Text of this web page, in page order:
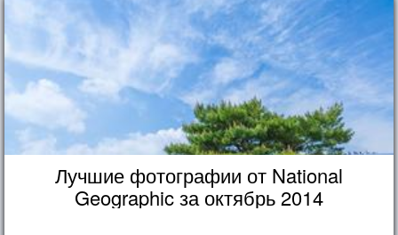
Лучшие фотографии от National
Geographic за октябрь 2014